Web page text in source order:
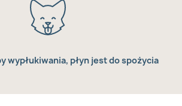
wypłukiwania, płyn jest do spożycia